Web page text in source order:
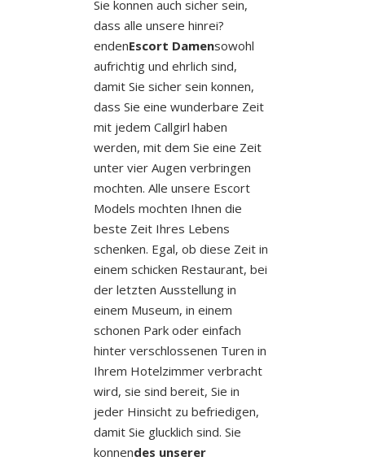
Sie konnen auch sicher sein,
dass alle unsere hinrei?
endenEscort Damensowohl
aufrichtig und ehrlich sind,
damit Sie sicher sein konnen,
dass Sie eine wunderbare Zeit
mit jedem Callgirl haben
werden, mit dem Sie eine Zeit
unter vier Augen verbringen
mochten. Alle unsere Escort
Models mochten Ihnen die
beste Zeit Ihres Lebens
schenken. Egal, ob diese Zeit in
einem schicken Restaurant, bei
der letzten Ausstellung in
einem Museum, in einem
schonen Park oder einfach
hinter verschlossenen Turen in
Ihrem Hotelzimmer verbracht
wird, sie sind bereit, Sie in
jeder Hinsicht zu befriedigen,
damit Sie glucklich sind. Sie
konnendes unserer